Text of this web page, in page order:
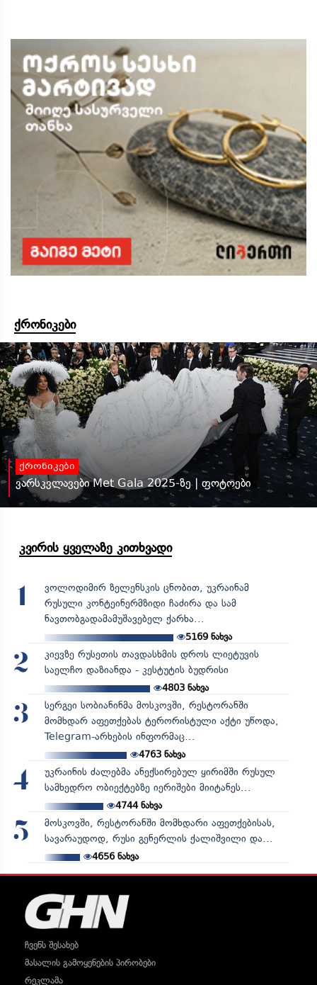
ქრონიკები
ქრონიკები
ვარსკვლავები Met Gala 2025-ზე | ფოტოები
კვირის ყველაზე კითხვადი
1
ვოლოდიმირ ზელენსკის ცნობით, უკრაინამ
რუსული კონტეინერმზიდი ჩაძირა და სამ
ნავთობგადამამუშავებელ ქარხა...
5169 ნახვა
2
კიევზე რუსეთის თავდასხმის დროს ლიეტუვის
საელჩო დაზიანდა - კესტუტის ბუდრისი
4803ნახვა
3
სერგეი სობიანინმა მოსკოვში, რესტორანში
მომხდარ აფეთქებას ტერორისტული აქტი უწოდა,
Telegram-არხების ინფორმაც...
4763ნახვა
4
უკრაინის ძალებმა ანექსირებულ ყირიმში რუსულ
სამხედრო ობიექტებზე იერიშები მიიტანეს...
4744ნახვა
5
მოსკოვში, რესტორანში მომხდარი აფეთქებისას,
სავარაუდოდ, რუსი გენერლის ქალიშვილი და...
4656ნახვა
ჩვენს შესახებ
მასალის გამოყენების პირობები
რეკლამა